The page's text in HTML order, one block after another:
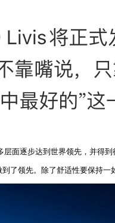
面逐步达到世界领先，并得
领先。除了舒适性要保持一